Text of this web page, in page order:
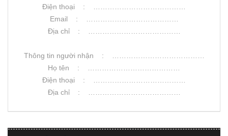
Điện thoại : …………………………………
Email : …………………………………
Địa chỉ : …………………………………
Thông tin người nhận : …………………………………
Họ tên : …………………………………
Điện thoại : …………………………………
Địa chỉ : …………………………………